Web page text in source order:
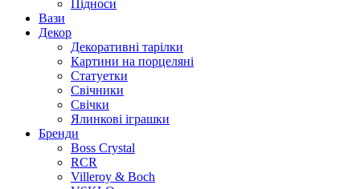
Підноси
Вази
Декор
Декоративні тарілки
Картини на порцеляні
Статуетки
Свічники
Свічки
Ялинкові іграшки
Бренди
Boss Crystal
RCR
Villeroy & Boch